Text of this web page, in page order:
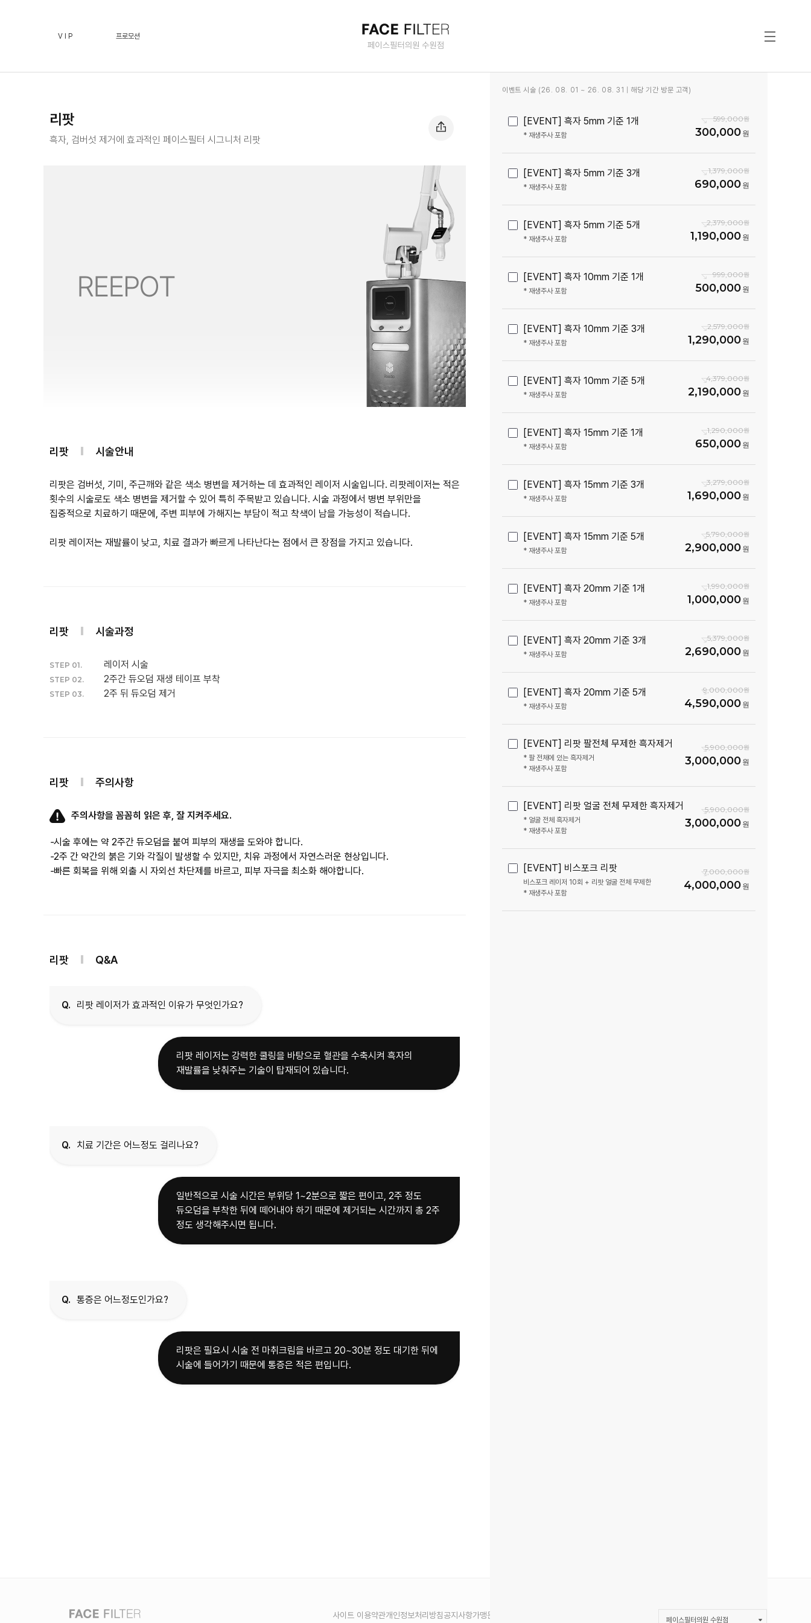
V I P 프로모션
리팟
흑자, 검버섯 제거에 효과적인 페이스필터 시그니처 리팟
리팟 시술안내
리팟은 검버섯, 기미, 주근깨와 같은 색소 병변을 제거하는 데 효과적인 레이저 시술입니다. 리팟레이저는 적은
횟수의 시술로도 색소 병변을 제거할 수 있어 특히 주목받고 있습니다. 시술 과정에서 병변 부위만을
집중적으로 치료하기 때문에, 주변 피부에 가해지는 부담이 적고 착색이 남을 가능성이 적습니다.
리팟 레이저는 재발률이 낮고, 치료 결과가 빠르게 나타난다는 점에서 큰 장점을 가지고 있습니다.
리팟 시술과정
STEP 01. 레이저 시술
STEP 02. 2주간 듀오덤 재생 테이프 부착
STEP 03. 2주 뒤 듀오덤 제거
리팟 주의사항
주의사항을 꼼꼼히 읽은 후, 잘 지켜주세요.
-
-
-
리팟 Q&A
Q. 리팟 레이저가 효과적인 이유가 무엇인가요?
리팟 레이저는 강력한 쿨링을 바탕으로 혈관을 수축시켜 흑자의
재발률을 낮춰주는 기술이 탑재되어 있습니다.
Q. 치료 기간은 어느정도 걸리나요?
일반적으로 시술 시간은 부위당 1~2분으로 짧은 편이고, 2주 정도
듀오덤을 부착한 뒤에 떼어내야 하기 때문에 제거되는 시간까지 총 2주
정도 생각해주시면 됩니다.
Q. 통증은 어느정도인가요?
리팟은 필요시 시술 전 마취크림을 바르고 20~30분 정도 대기한 뒤에
시술에 들어가기 때문에 통증은 적은 편입니다.
이벤트 시술 (26. 08. 01 ~ 26. 08. 31 | 해당 기간 방문 고객)
[EVENT] 흑자 5mm 기준 1개
* 재생주사 포함
599,000
300,000
[EVENT] 흑자 5mm 기준 3개
* 재생주사 포함
1,379,000
690,000
[EVENT] 흑자 5mm 기준 5개
* 재생주사 포함
2,379,000
1,190,000
[EVENT] 흑자 10mm 기준 1개
* 재생주사 포함
999,000
500,000
[EVENT] 흑자 10mm 기준 3개
* 재생주사 포함
2,579,000
1,290,000
[EVENT] 흑자 10mm 기준 5개
* 재생주사 포함
4,379,000
2,190,000
[EVENT] 흑자 15mm 기준 1개
* 재생주사 포함
1,290,000
650,000
[EVENT] 흑자 15mm 기준 3개
* 재생주사 포함
3,279,000
1,690,000
[EVENT] 흑자 15mm 기준 5개
* 재생주사 포함
5,790,000
2,900,000
[EVENT] 흑자 20mm 기준 1개
* 재생주사 포함
1,990,000
1,000,000
[EVENT] 흑자 20mm 기준 3개
* 재생주사 포함
5,379,000
2,690,000
[EVENT] 흑자 20mm 기준 5개
* 재생주사 포함
9,000,000
4,590,000
[EVENT] 리팟 팔전체 무제한 흑자제거
* 팔 전체에 있는 흑자제거
* 재생주사 포함
5,900,000
3,000,000
[EVENT] 리팟 얼굴 전체 무제한 흑자제거
* 얼굴 전체 흑자제거
* 재생주사 포함
5,900,000
3,000,000
[EVENT] 비스포크 리팟
비스포크 레이저 10회 + 리팟 얼굴 전체 무제한
* 재생주사 포함
7,000,000
4,000,000
사이트 이용약관개인정보처리방침공지사항가맹문의 페이스필터의원 수원점